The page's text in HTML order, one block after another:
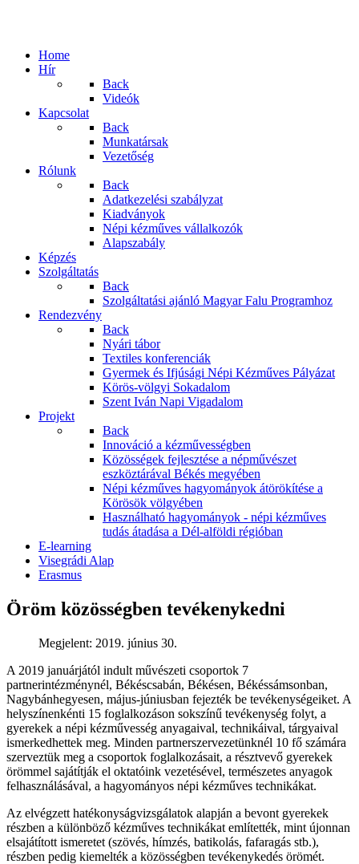
Home
Hír
Back
Videók
Kapcsolat
Back
Munkatársak
Vezetőség
Rólunk
Back
Adatkezelési szabályzat
Kiadványok
Népi kézműves vállalkozók
Alapszabály
Képzés
Szolgáltatás
Back
Szolgáltatási ajánló Magyar Falu Programhoz
Rendezvény
Back
Nyári tábor
Textiles konferenciák
Gyermek és Ifjúsági Népi Kézműves Pályázat
Körös-völgyi Sokadalom
Szent Iván Napi Vigadalom
Projekt
Back
Innováció a kézművességben
Közösségek fejlesztése a népművészet
eszköztárával Békés megyében
Népi kézműves hagyományok átörökítése a
Körösök völgyében
Használható hagyományok - népi kézműves
tudás átadása a Dél-alföldi régióban
E-learning
Visegrádi Alap
Erasmus
Öröm közösségben tevékenykedni
Megjelent: 2019. június 30.
A 2019 januárjától indult művészeti csoportok 7
partnerintézménynél, Békéscsabán, Békésen, Békéssámsonban,
Nagybánhegyesen, május-júniusban fejezték be tevékenységeiket. A
helyszínenkénti 15 foglalkozáson sokszínű tevékenység folyt, a
gyerekek a népi kézművesség anyagaival, technikáival, tárgyaival
ismerkedhettek meg. Minden partnerszervezetünknél 10 fő számára
szerveztük meg a csoportok foglalkozásait, a résztvevő gyerekek
örömmel sajátítják el oktatóink vezetésével, természetes anyagok
felhasználásával, a hagyományos népi kézműves technikákat.
Az elvégzett hatékonyságvizsgálatok alapján a bevont gyerekek
részben a különböző kézműves technikákat említették, mint újonnan
elsajátított ismeretet (szövés, hímzés, batikolás, fafaragás stb.),
részben pedig kiemelték a közösségben tevékenykedés örömét.